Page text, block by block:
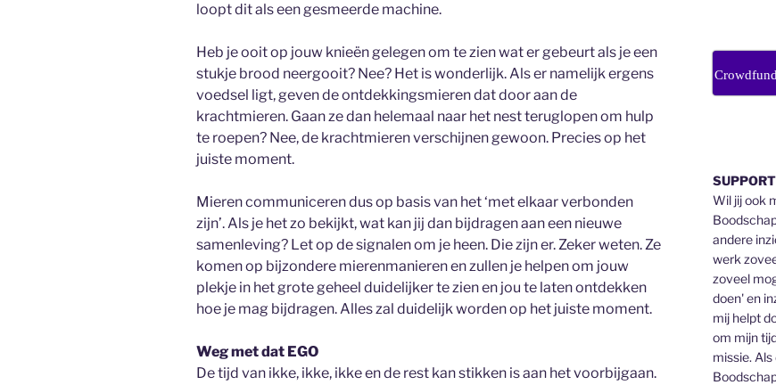
loopt dit als een gesmeerde machine.
Heb je ooit op jouw knieën gelegen om te zien wat er gebeurt als je een
stukje brood neergooit? Nee? Het is wonderlijk. Als er namelijk ergens
voedsel ligt, geven de ontdekkingsmieren dat door aan de
krachtmieren. Gaan ze dan helemaal naar het nest teruglopen om hulp
te roepen? Nee, de krachtmieren verschijnen gewoon. Precies op het
juiste moment.
Mieren communiceren dus op basis van het ‘met elkaar verbonden
zijn’. Als je het zo bekijkt, wat kan jij dan bijdragen aan een nieuwe
samenleving? Let op de signalen om je heen. Die zijn er. Zeker weten. Ze
komen op bijzondere mierenmanieren en zullen je helpen om jouw
plekje in het grote geheel duidelijker te zien en jou te laten ontdekken
hoe je mag bijdragen. Alles zal duidelijk worden op het juiste moment.
Weg met dat EGO
De tijd van ikke, ikke, ikke en de rest kan stikken is aan het voorbijgaan.
Wil jij ook
andere
werk
zoveel
doen' en
mij helpt
om mijn
missie.